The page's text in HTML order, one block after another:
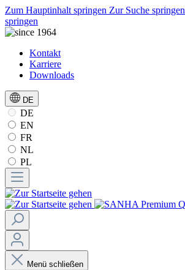
Zum Hauptinhalt springen Zur Suche springen
springen
Kontakt
Karriere
Downloads
DE
DE
EN
FR
NL
PL
Menü schließen